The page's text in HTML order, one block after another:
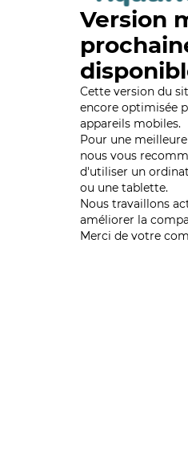
Version
Cette version du
encore optimisée
appareils mobiles.
Pour une
nous vous
d'utiliser un
ou une tablette.
Nous travaillons
améliorer la
Merci de votre